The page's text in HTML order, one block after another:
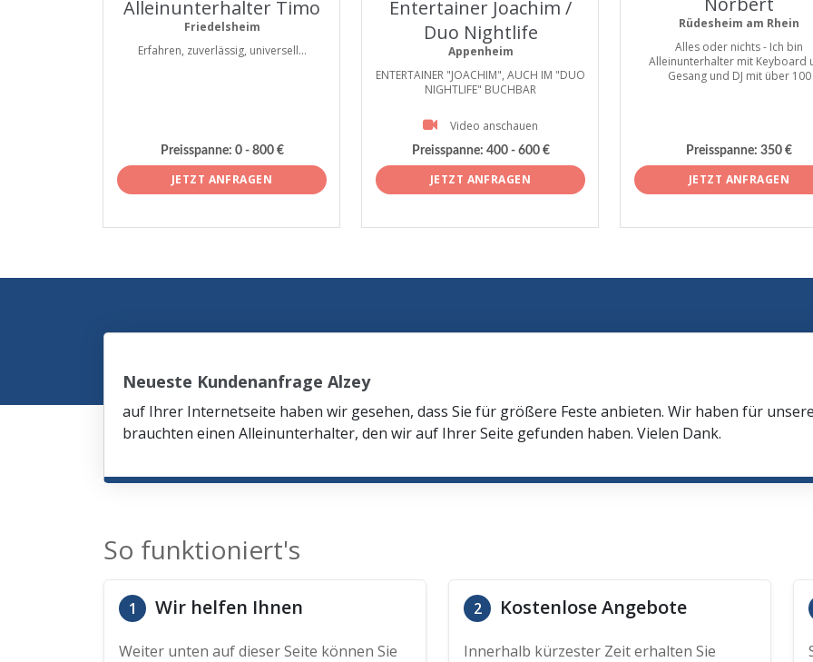
Alleinunterhalter Timo
Friedelsheim
Erfahren, zuverlässig, universell...
Preisspanne: 0 - 800 €
JETZT ANFRAGEN
Entertainer Joachim /
Duo Nightlife
Appenheim
ENTERTAINER "JOACHIM", AUCH IM "DUO
NIGHTLIFE" BUCHBAR
Video anschauen
Preisspanne: 400 - 600 €
JETZT ANFRAGEN
Rüdesheim am Rhein
Alles oder nichts - Ich bin
Alleinunterhalter mit Keyboard
Gesang und DJ mit über 100
Preisspanne: 350 €
JETZT ANFRAGEN
Neueste Kundenanfrage Alzey
auf Ihrer Internetseite haben wir gesehen, dass Sie für größere Feste anbieten. Wir haben für
brauchten einen Alleinunterhalter, den wir auf Ihrer Seite gefunden haben. Vielen Dank.
So funktioniert's
1 Wir helfen Ihnen
Weiter unten auf dieser Seite können Sie
2 Kostenlose Angebote
Innerhalb kürzester Zeit erhalten Sie